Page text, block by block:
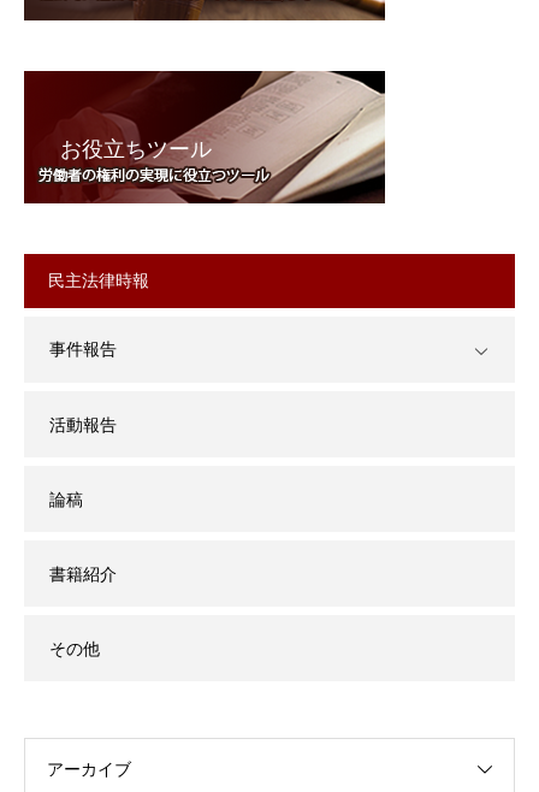
お役立ちツール
民主法律時報
事件報告
活動報告
論稿
書籍紹介
その他
アーカイブ